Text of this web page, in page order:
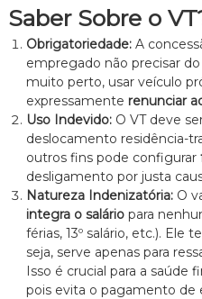
Saber Sobre o
Obrigatoriedade:A
empregado não precisar
muito perto, usar veículo
expressamente renunciar
Uso Indevido:O VT deve
deslocamento residência-
outros fins pode configurar
desligamento por justa
Natureza Indenizatória:O
integra o saláriopara
férias, 13º salário, etc.). Ele
seja, serve apenas para
Isso é crucial para a saúde
pois evita o pagamento de